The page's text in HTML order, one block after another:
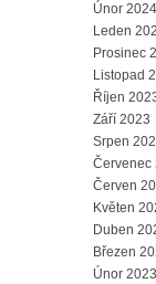
Únor 2024
Leden
Prosinec
Listopad
Říjen
Září 2023
Srpen
Červenec
Červen
Květen
Duben
Březen
Únor 2023